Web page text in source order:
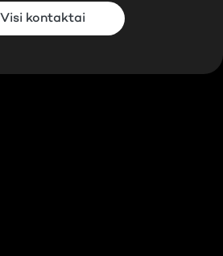
Visi kontaktai